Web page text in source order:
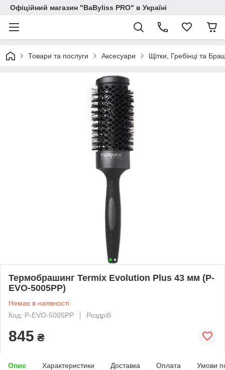
Офіційний магазин "BaByliss PRO" в Україні
Товари та послуги Аксесуари Щітки, Гребінці та
Термобрашинг Termix Evolution Plus 43 мм (P-
EVO-5005PP)
Немає в наявності
Код: P-EVO-5005PP
Роздріб
845 ₴
Опис Характеристики Доставка Оплата Умови